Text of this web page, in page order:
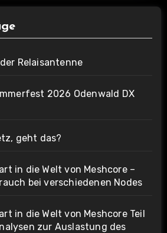
Relaisantenne
2026 Odenwald DX
geht das?
in die Welt von Meshcore –
bei verschiedenen Nodes
in die Welt von Meshcore Teil
zur Auslastung des